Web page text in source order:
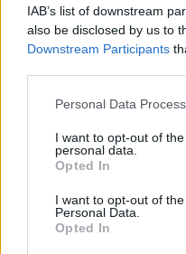
IAB’s list of downstream
also be disclosed by us to
Downstream Participants
Personal Data
I want to opt-out of
personal data.
Opted In
I want to opt-out of
Personal Data.
Opted In
Να θυμίσουμε
συμμετέχει στη
με την
Ιωάννα